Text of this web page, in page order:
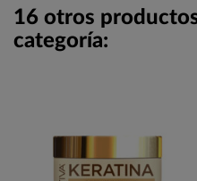
16 otros
categoría: